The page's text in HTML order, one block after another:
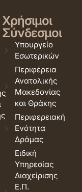
Χρήσιμοι
Σύνδεσμοι
Υπουργείο
Εσωτερικών
Περιφέρεια
Ανατολικής
Μακεδονίας
και Θράκης
Περιφερειακή
Ενότητα
Δράμας
Ειδική
Υπηρεσίας
Διαχείρισης
Ε.Π.